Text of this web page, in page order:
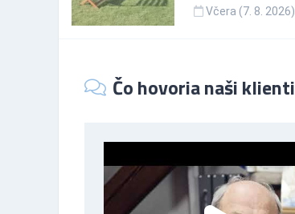
Včera (7. 8. 2026)
Čo hovoria naši klienti